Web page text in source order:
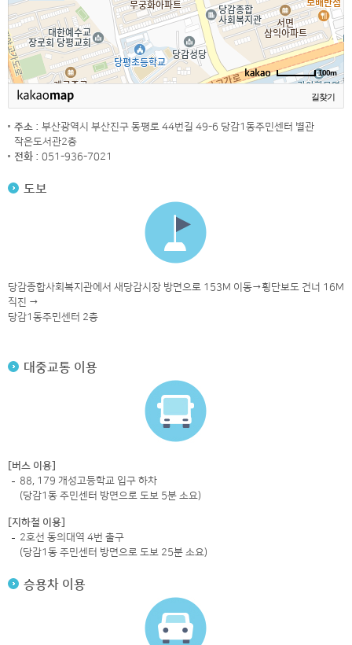
100m
길찾기
주소 : 부산광역시 부산진구 동평로 44번길 49-6 당감1동주민센터 별관
작은도서관2층
전화 : 051-936-7021
도보
당감종합사회복지관에서 새당감시장 방면으로 153M 이동→횡단보도 건너 16M
직진 →
당감1동주민센터 2층
대중교통 이용
[버스 이용]
88, 179 개성고등학교 입구 하차
(당감1동 주민센터 방면으로 도보 5분 소요)
[지하철 이용]
2호선 동의대역 4번 출구
(당감1동 주민센터 방면으로 도보 25분 소요)
승용차 이용